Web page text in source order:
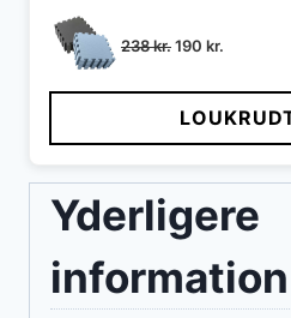
238kr.Den
pris
var:
238 kr..
190 kr.
pris
er:
190 kr..
Yderligere
information